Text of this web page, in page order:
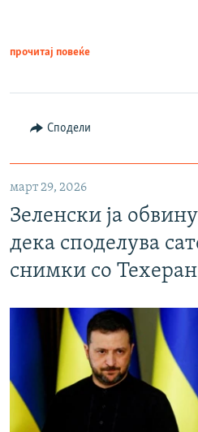
прочитај повеќе
Сподели
март 29, 2026
Зеленски ја
дека споделува
снимки со Техеран